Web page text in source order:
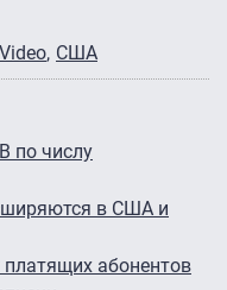
США
по числу
в США и
платящих абонентов